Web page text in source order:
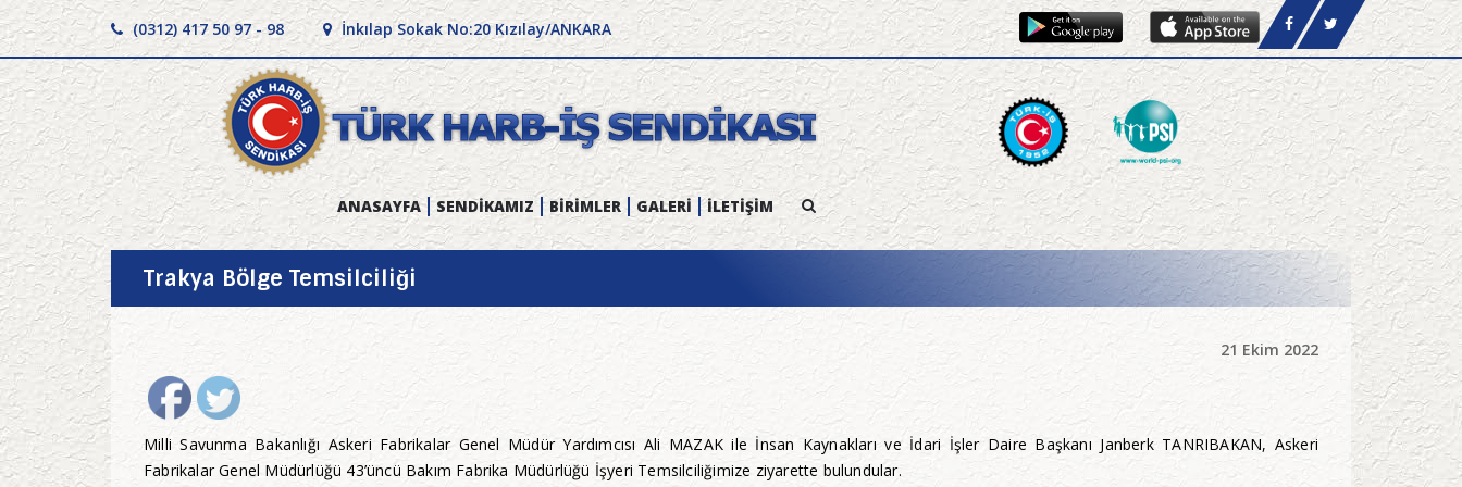
(0312) 417 50 97 - 98 İnkılap Sokak No:20 Kızılay/ANKARA
ANASAYFA SENDİKAMIZ BİRİMLER GALERİ İLETİŞİM
Trakya Bölge Temsilciliği
21 Ekim 2022
Milli Savunma Bakanlığı Askeri Fabrikalar Genel Müdür Yardımcısı Ali MAZAK ile İnsan Kaynakları ve İdari İşler Daire Başkanı Janberk TANRIBAKAN, Askeri
Fabrikalar Genel Müdürlüğü 43’üncü Bakım Fabrika Müdürlüğü İşyeri Temsilciliğimize ziyarette bulundular.